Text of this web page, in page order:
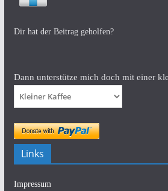
Dir hat der Beitrag geholfen?
Dann unterstütze mich doch mit einer
Links
Impressum